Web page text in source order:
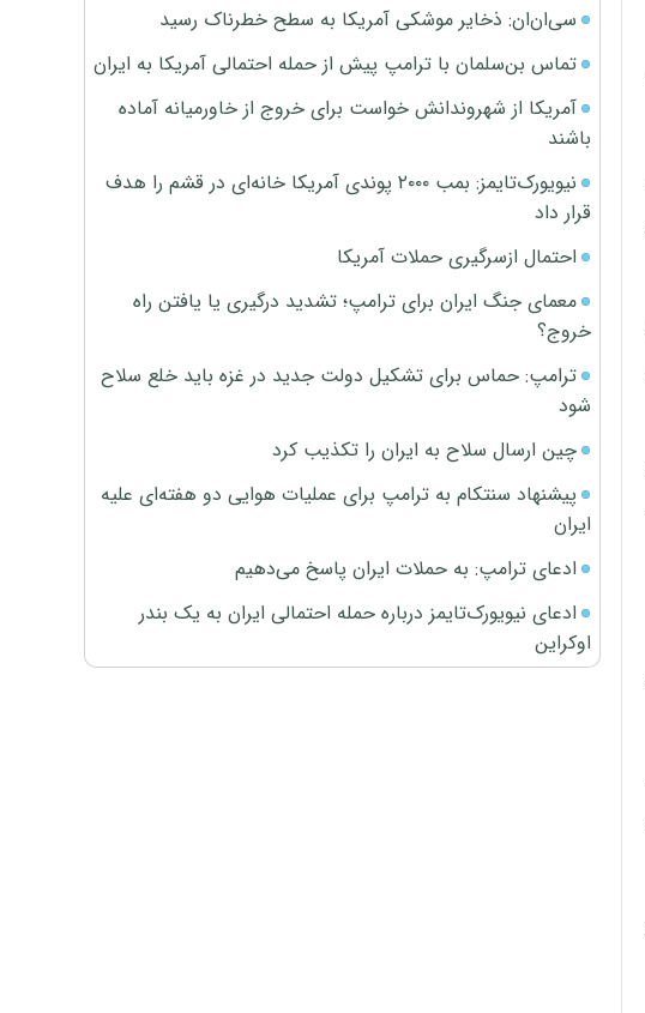
سی‌ان‌ان: ذخایر موشکی آمریکا به سطح خطرناک رسید
تماس بن‌سلمان با ترامپ پیش از حمله احتمالی آمریکا به ایران
آمریکا از شهروندانش خواست برای خروج از خاورمیانه آماده
باشند
نیویورک‌تایمز: بمب ۲۰۰۰ پوندی آمریکا خانه‌ای در قشم را هدف
قرار داد
احتمال ازسرگیری حملات آمریکا
معمای جنگ ایران برای ترامپ؛ تشدید درگیری یا یافتن راه
خروج؟
ترامپ: حماس برای تشکیل دولت جدید در غزه باید خلع سلاح
شود
چین ارسال سلاح به ایران را تکذیب کرد
پیشنهاد سنتکام به ترامپ برای عملیات هوایی دو هفته‌ای علیه
ایران
ادعای ترامپ: به حملات ایران پاسخ می‌دهیم
ادعای نیویورک‌تایمز درباره حمله احتمالی ایران به یک بندر
اوکراین